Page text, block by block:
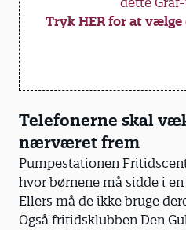
Tryk HER for at
Telefonerne skal
nærværet frem
Pumpestationen
hvor børnene må sidde i
Ellers må de ikke bruge
Også fritidsklubben Den